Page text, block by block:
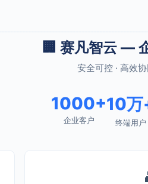
🏢 赛凡智云 —
安全可控 · 高效
1000+
企业客户
10万
终端用户